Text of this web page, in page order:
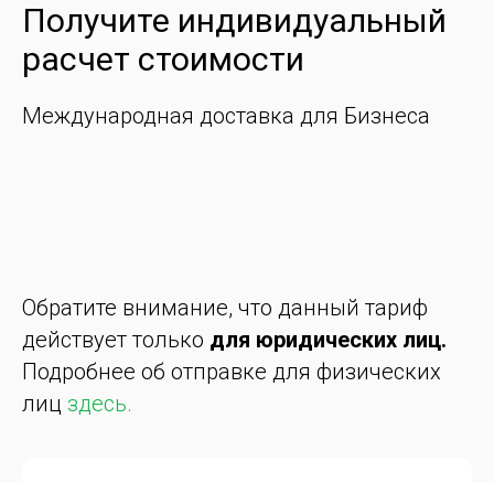
Получите индивидуальный
расчет стоимости
Международная доставка для Бизнеса
Обратите внимание, что данный тариф
действует только для юридических лиц.
Подробнее об отправке для физических
лиц здесь.